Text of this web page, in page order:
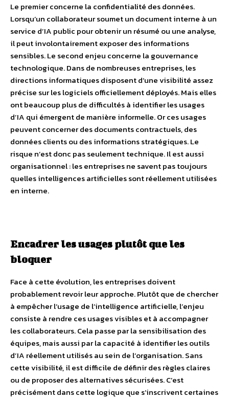
Le premier concerne la confidentialité des données.
Lorsqu’un collaborateur soumet un document interne à un
service d’IA public pour obtenir un résumé ou une analyse,
il peut involontairement exposer des informations
sensibles. Le second enjeu concerne la gouvernance
technologique. Dans de nombreuses entreprises, les
directions informatiques disposent d’une visibilité assez
précise sur les logiciels officiellement déployés. Mais elles
ont beaucoup plus de difficultés à identifier les usages
d’IA qui émergent de manière informelle. Or ces usages
peuvent concerner des documents contractuels, des
données clients ou des informations stratégiques. Le
risque n’est donc pas seulement technique. Il est aussi
organisationnel : les entreprises ne savent pas toujours
quelles intelligences artificielles sont réellement utilisées
en interne.
Encadrer les usages plutôt que les
bloquer
Face à cette évolution, les entreprises doivent
probablement revoir leur approche. Plutôt que de chercher
à empêcher l’usage de l’intelligence artificielle, l’enjeu
consiste à rendre ces usages visibles et à accompagner
les collaborateurs. Cela passe par la sensibilisation des
équipes, mais aussi par la capacité à identifier les outils
d’IA réellement utilisés au sein de l’organisation. Sans
cette visibilité, il est difficile de définir des règles claires
ou de proposer des alternatives sécurisées. C’est
précisément dans cette logique que s’inscrivent certaines